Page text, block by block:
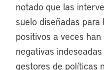
notado que las
suelo diseñadas
positivos a veces
negativas
gestores de políticas